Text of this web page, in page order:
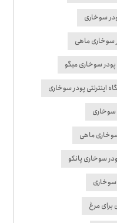
سوخاری
سوخاری ماهی
سوخاری میگو
اینترنتی پودر سوخاری
سوخاری
ماهی
سوخاری پانکو
برای مرغ